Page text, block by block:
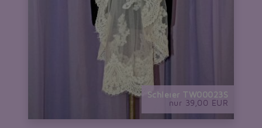
Schleier TW00023S
nur 39,00 EUR